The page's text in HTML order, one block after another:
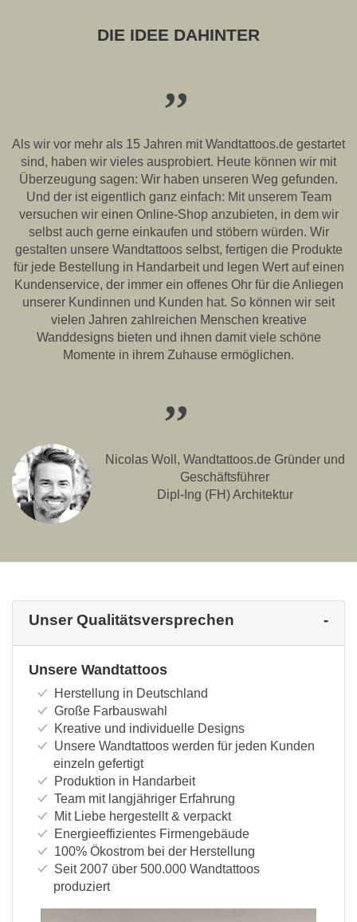
DIE IDEE DAHINTER
,,
Als wir vor mehr als 15 Jahren mit Wandtattoos.de gestartet
sind, haben wir vieles ausprobiert. Heute können wir mit
Überzeugung sagen: Wir haben unseren Weg gefunden.
Und der ist eigentlich ganz einfach: Mit unserem Team
versuchen wir einen Online-Shop anzubieten, in dem wir
selbst auch gerne einkaufen und stöbern würden. Wir
gestalten unsere Wandtattoos selbst, fertigen die Produkte
für jede Bestellung in Handarbeit und legen Wert auf einen
Kundenservice, der immer ein offenes Ohr für die Anliegen
unserer Kundinnen und Kunden hat. So können wir seit
vielen Jahren zahlreichen Menschen kreative
Wanddesigns bieten und ihnen damit viele schöne
Momente in ihrem Zuhause ermöglichen.
,,
Nicolas Woll, Wandtattoos.de Gründer und
Geschäftsführer
Dipl-Ing (FH) Architektur
Unser Qualitätsversprechen
Unsere Wandtattoos
Herstellung in Deutschland
Große Farbauswahl
Kreative und individuelle Designs
Unsere Wandtattoos werden für jeden Kunden
einzeln gefertigt
Produktion in Handarbeit
Team mit langjähriger Erfahrung
Mit Liebe hergestellt & verpackt
Energieeffizientes Firmengebäude
100% Ökostrom bei der Herstellung
Seit 2007 über 500.000 Wandtattoos
produziert